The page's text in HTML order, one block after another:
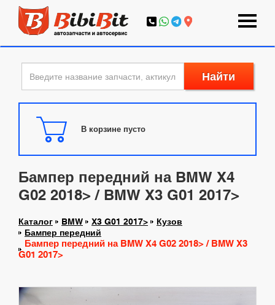
Найти
В корзине пусто
Бампер передний на BMW X4
G02 2018> / BMW X3 G01 2017>
Каталог BMW X3 G01 2017>
Кузов
Бампер передний
Бампер передний на BMW X4 G02 2018> / BMW X3
G01 2017>